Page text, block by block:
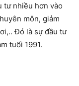
tư nhiều hơn vào
môn, giảm
Đó là sự đầu tư
tuổi 1991.